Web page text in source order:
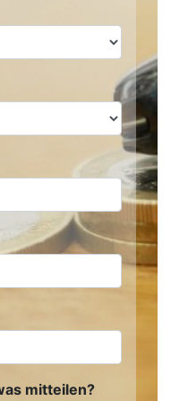
mitteilen?